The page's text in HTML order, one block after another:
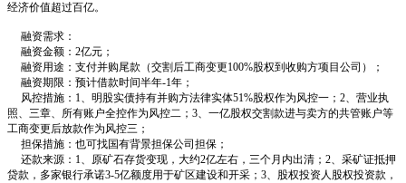
经济价值超过百亿。
融资需求：
融资金额：2亿元；
融资用途：支付并购尾款（交割后工商变更100%股权到收购方项目公司）；
融资期限：预计借款时间半年-1年；
风控措施：1、明股实债持有并购方法律实体51%股权作为风控一；2、营业执
照、三章、所有账户全控作为风控二；3、一亿股权交割款进与卖方的共管账户等
工商变更后放款作为风控三；
担保措施：也可找国有背景担保公司担保；
还款来源：1、原矿石存货变现，大约2亿左右，三个月内出清；2、采矿证抵押
贷款，多家银行承诺3-5亿额度用于矿区建设和开采；3、股权投资人股权投资款，